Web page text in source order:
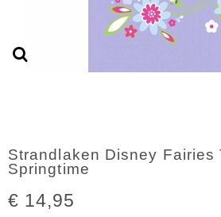
Strandlaken Disney Fairies
Springtime
€ 14,95